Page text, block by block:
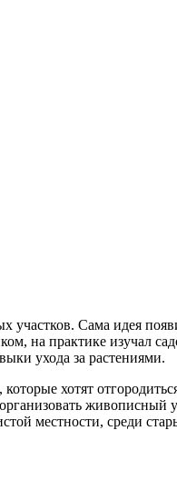
Сама идея
на практике изучал
ухода за растениями.
хотят
живописный
местности, среди